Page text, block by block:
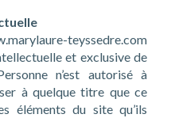
teyssedre.com
et exclusive de
n’est autorisé à
à quelque titre que ce
éléments du site qu’ils